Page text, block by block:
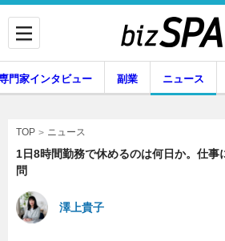
門家インタビュー 副業 ニュース
TOP ニュース
1日8時間勤務で休めるのは何日か。仕事
問
澤上貴子